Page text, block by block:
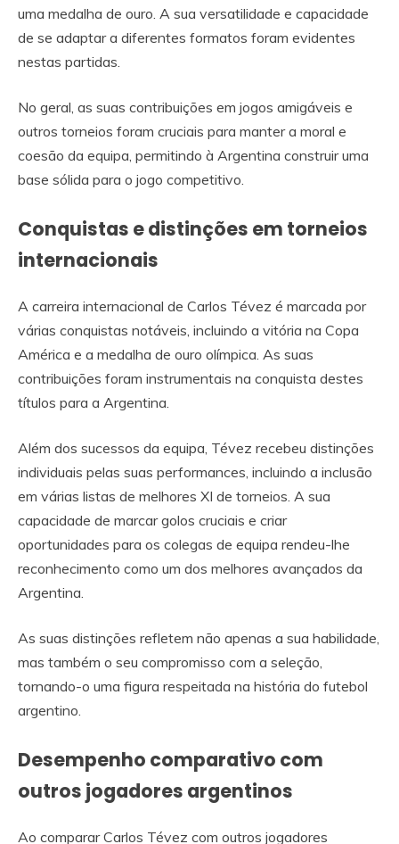
uma medalha de ouro. A sua versatilidade e capacidade
de se adaptar a diferentes formatos foram evidentes
nestas partidas.
No geral, as suas contribuições em jogos amigáveis e
outros torneios foram cruciais para manter a moral e
coesão da equipa, permitindo à Argentina construir uma
base sólida para o jogo competitivo.
Conquistas e distinções em torneios
internacionais
A carreira internacional de Carlos Tévez é marcada por
várias conquistas notáveis, incluindo a vitória na Copa
América e a medalha de ouro olímpica. As suas
contribuições foram instrumentais na conquista destes
títulos para a Argentina.
Além dos sucessos da equipa, Tévez recebeu distinções
individuais pelas suas performances, incluindo a inclusão
em várias listas de melhores XI de torneios. A sua
capacidade de marcar golos cruciais e criar
oportunidades para os colegas de equipa rendeu-lhe
reconhecimento como um dos melhores avançados da
Argentina.
As suas distinções refletem não apenas a sua habilidade,
mas também o seu compromisso com a seleção,
tornando-o uma figura respeitada na história do futebol
argentino.
Desempenho comparativo com
outros jogadores argentinos
Ao comparar Carlos Tévez com outros jogadores